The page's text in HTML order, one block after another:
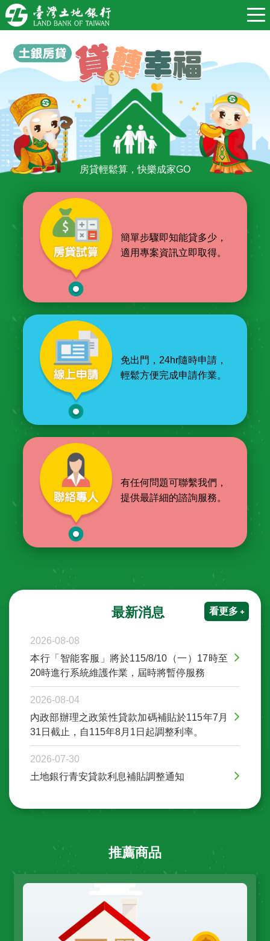
房貸輕鬆算，快樂成家GO
簡單步驟即知能貸多少，
適用專案資訊立即取得。
免出門，24hr隨時申請，
輕鬆方便完成申請作業。
有任何問題可聯繫我們，
提供最詳細的諮詢服務。
最新消息 看更多
2026-08-08
本行「智能客服」將於115/8/10（一）17時至
20時進行系統維護作業，屆時將暫停服務
2026-08-04
內政部辦理之政策性貸款加碼補貼於115年7月
31日截止，自115年8月1日起調整利率。
2026-07-30
土地銀行青安貸款利息補貼調整通知
推薦商品